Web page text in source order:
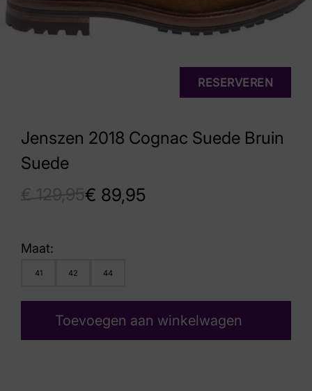
Jenszen 2018 Cognac Suede Bruin
Suede
€ 89,95
RESERVEREN
Maat:
41 42 44
Toevoegen aan winkelwagen